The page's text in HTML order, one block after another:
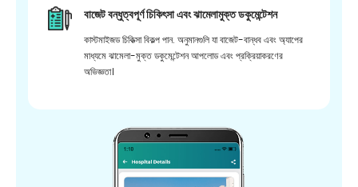
বাজেট বন্ধুত্বপূর্ণ চিকিৎসা এবং ঝামেলামুক্ত ডকুমেন্টেশন
কাস্টমাইজড চিকিত্সা বিকল্প পান. অনুমানগুলি যা বাজেট-বান্ধব এবং অ্যাপের
মাধ্যমে ঝামেলা-মুক্ত ডকুমেন্টেশন আপলোড এবং প্রক্রিয়াকরণের
অভিজ্ঞতা।